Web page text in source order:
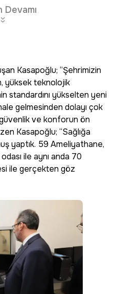
Devamı
Kasapoğlu; “Şehrimizin
yüksek teknolojik
standardını yükselten yeni
gelmesinden dolayı çok
güvenlik ve konforun ön
Kasapoğlu; “Sağlığa
yaptık. 59 Ameliyathane,
ile aynı anda 70
ile gerçekten göz